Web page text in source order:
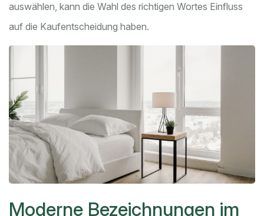
auswählen, kann die Wahl des richtigen Wortes Einfluss
auf die Kaufentscheidung haben.
Moderne Bezeichnungen im